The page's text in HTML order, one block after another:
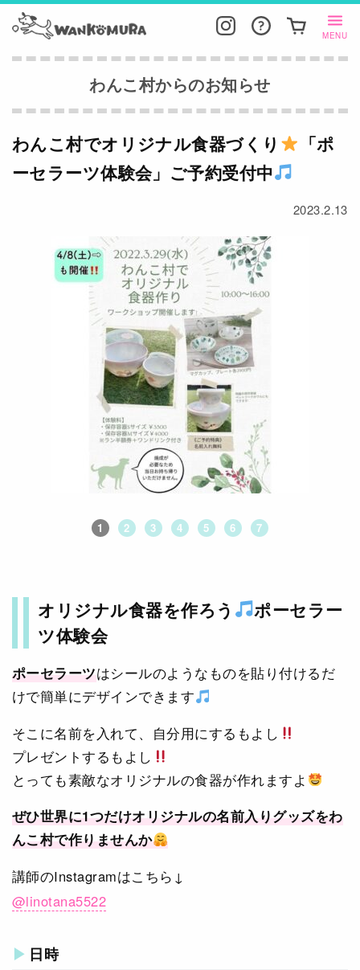
MENU
わんこ村からのお知らせ
わんこ村でオリジナル食器づくり
「ポ
ーセラーツ体験会」ご予約受付中
2023.2.13
1 2 3 4 5 6 7
オリジナル食器を作ろう
ポーセラー
ツ体験会
ポーセラーツはシールのようなものを貼り付けるだ
けで簡単にデザインできます
そこに名前を入れて、自分用にするもよし
プレゼントするもよし
とっても素敵なオリジナルの食器が作れますよ
ぜひ世界に1つだけオリジナルの名前入りグッズをわ
んこ村で作りませんか
講師のInstagramはこちら↓
@linotana5522
日時